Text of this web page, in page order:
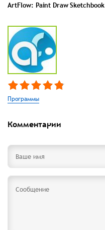
ArtFlow: Paint Draw Sketchbook
Программы
Комментарии